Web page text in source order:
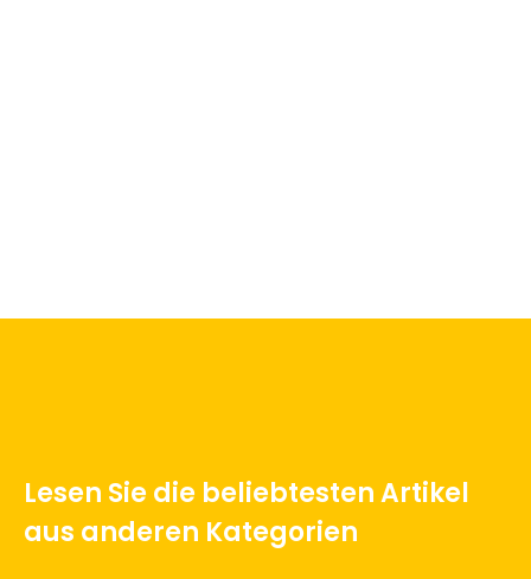
Lesen Sie die beliebtesten Artikel
aus anderen Kategorien